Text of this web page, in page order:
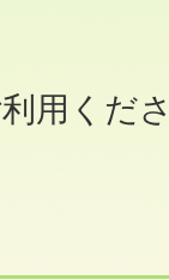
用くださ